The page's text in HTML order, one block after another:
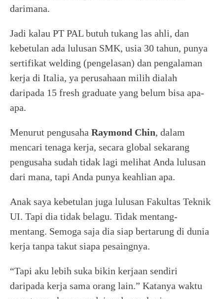
darimana.
Jadi kalau PT PAL butuh tukang las ahli, dan
kebetulan ada lulusan SMK, usia 30 tahun, punya
sertifikat welding (pengelasan) dan pengalaman
kerja di Italia, ya perusahaan milih dialah
daripada 15 fresh graduate yang belum bisa apa-
apa.
Menurut pengusaha Raymond Chin, dalam
mencari tenaga kerja, secara global sekarang
pengusaha sudah tidak lagi melihat Anda lulusan
dari mana, tapi Anda punya keahlian apa.
Anak saya kebetulan juga lulusan Fakultas Teknik
UI. Tapi dia tidak belagu. Tidak mentang-
mentang. Semoga saja dia siap bertarung di dunia
kerja tanpa takut siapa pesaingnya.
“Tapi aku lebih suka bikin kerjaan sendiri
daripada kerja sama orang lain.” Katanya waktu